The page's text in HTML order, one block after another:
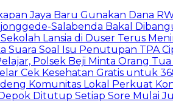
Jaya Baru Gunakan Dana
Salabenda Bakal
Lansia di Duser Terus
Suara Soal Isu Penutupan TPA
Polsek Beji Minta Orang
Cek Kesehatan Gratis untuk
Komunitas Lokal Perkuat
Ditutup Setiap Sore Mulai